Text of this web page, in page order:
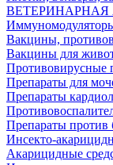
ВЕТЕРИНАРНАЯ
Вакцины,
Вакцины для
Противовирусные
Препараты для
Препараты
Препараты против
Инсекто-
Акарицидные